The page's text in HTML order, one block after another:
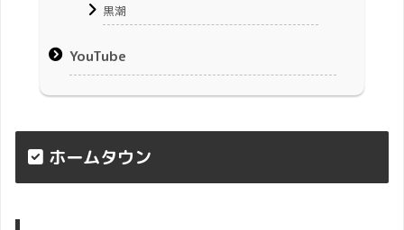
黒潮
YouTube
ホームタウン